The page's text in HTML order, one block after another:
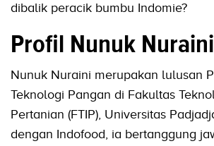
dibalik peracik bumbu Indomie?
Profil Nunuk Nuraini
Nunuk Nuraini merupakan lulusan
Teknologi Pangan di Fakultas
Pertanian (FTIP), Universitas
dengan Indofood, ia bertanggung